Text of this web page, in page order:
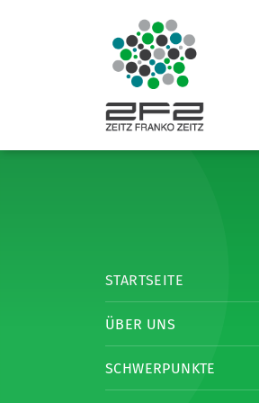
STARTSEITE
ÜBER UNS
SCHWERPUNKTE